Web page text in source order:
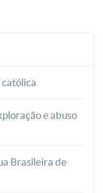
e abuso
Brasileira de